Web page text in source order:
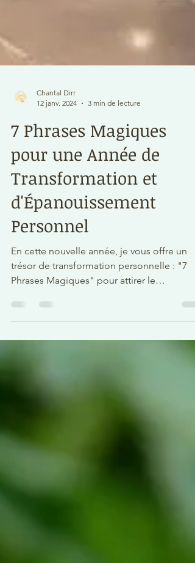
12 janv. 2024
3 min de lecture
7 Phrases Magiques
pour une Année de
Transformation et
d'Épanouissement
Personnel
En cette nouvelle année, je vous offre un
trésor de transformation personnelle : "7